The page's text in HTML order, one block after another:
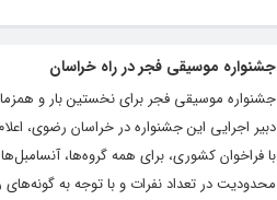
جشنواره موسیقی فجر در راه خراسان
جشنواره موسیقی فجر برای نخستین بار و
دبیر اجرایی این جشنواره در خراسان رضوی،
با فراخوان کشوری، برای همه گروه‌ها،
محدودیت در تعداد نفرات و با توجه به